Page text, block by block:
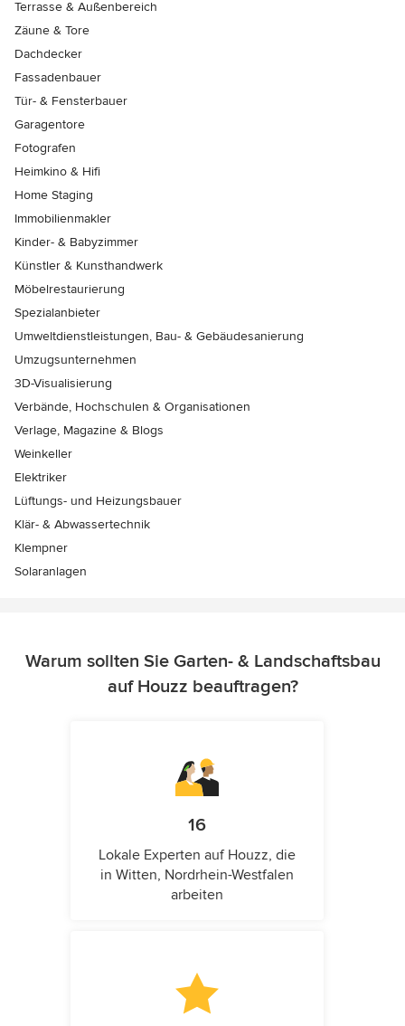
Terrasse & Außenbereich
Zäune & Tore
Dachdecker
Fassadenbauer
Tür- & Fensterbauer
Garagentore
Fotografen
Heimkino & Hifi
Home Staging
Immobilienmakler
Kinder- & Babyzimmer
Künstler & Kunsthandwerk
Möbelrestaurierung
Spezialanbieter
Umweltdienstleistungen, Bau- & Gebäudesanierung
Umzugsunternehmen
3D-Visualisierung
Verbände, Hochschulen & Organisationen
Verlage, Magazine & Blogs
Weinkeller
Elektriker
Lüftungs- und Heizungsbauer
Klär- & Abwassertechnik
Klempner
Solaranlagen
Warum sollten Sie Garten- & Landschaftsbau
auf Houzz beauftragen?
16
Lokale Experten auf Houzz, die
in Witten, Nordrhein-Westfalen
arbeiten